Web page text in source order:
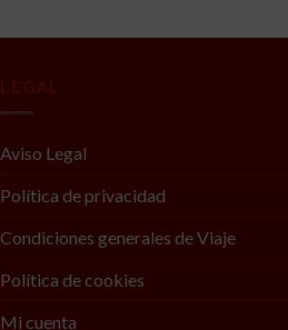
Aviso Legal
Política de privacidad
Condiciones generales de Viaje
Política de cookies
Mi cuenta